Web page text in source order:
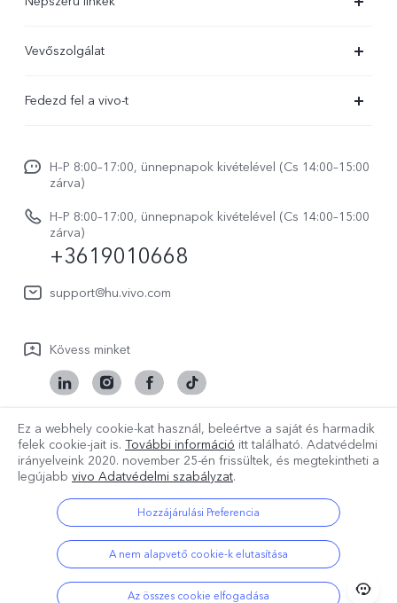
X300 Pro
V70 FE
Y31 5G
vivo Buds Air3
Vevőszolgálat
Rendszerfrissítés
vivo Jótállási Politika
Vevőszolgálati adatvédelmi nyilatkozat
LUT-ok letöltése a Log helyreállításához
Fedezd fel a vivo-t
Jogi szabályozás
Rólunk
vivo Személyes Adatok Védelme
H–P 8:00–17:00, ünnepnapok kivételével (Cs 14:00–15:00
zárva)
H–P 8:00–17:00, ünnepnapok kivételével (Cs 14:00–15:00
zárva)
+3619010668
support@hu.vivo.com
Kövess minket
Hungary | Válasszon országot/régiót
Copyright © 2026 vivo Mobile Communication Co.,Ltd.Minden jog
Adatvédelmi szabályzat
| Cookie szabályozás |
Adatvédelmi támogatás | A vivo adatokra vonatkozó irányelve
Cookie beállítások
Ez a webhely cookie-kat használ, beleértve a saját és harmadik
felek cookie-jait is. További információ itt található. Adatvédelmi
irányelveink 2020. november 25-én frissültek, és megtekintheti a
legújabb vivo Adatvédelmi szabályzat.
Hozzájárulási Preferencia
A nem alapvető cookie-k elutasítása
Az összes cookie elfogadása